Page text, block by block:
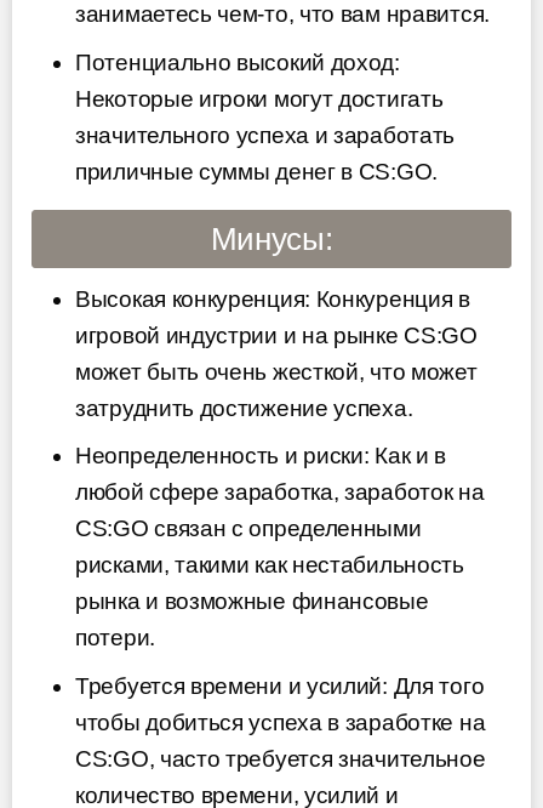
занимаетесь чем-то, что вам нравится.
Потенциально высокий доход:
Некоторые игроки могут достигать
значительного успеха и заработать
приличные суммы денег в CS:GO.
Минусы:
Высокая конкуренция: Конкуренция в
игровой индустрии и на рынке CS:GO
может быть очень жесткой, что может
затруднить достижение успеха.
Неопределенность и риски: Как и в
любой сфере заработка, заработок на
CS:GO связан с определенными
рисками, такими как нестабильность
рынка и возможные финансовые
потери.
Требуется времени и усилий: Для того
чтобы добиться успеха в заработке на
CS:GO, часто требуется значительное
количество времени, усилий и